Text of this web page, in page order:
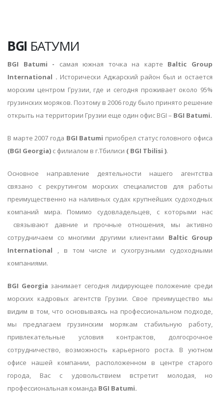
BGI БАТУМИ
BGI Batumi - самая южная точка на карте Baltic Group
International . Исторически Аджарский район был и остается
морским центром Грузии, где и сегодня проживает около 95%
грузинских моряков. Поэтому в 2006 году было принято решение
открыть на территории Грузии еще один офис BGI – BGI Batumi.
В марте 2007 года BGI Batumi приобрел статус головного офиса
(BGI Georgia) с филиалом в г.Тбилиси ( BGI Tbilisi ).
Основное направление деятельности нашего агентства
связано с рекрутингом морских специалистов для работы
преимущественно на наливных судах крупнейших судоходных
компаний мира. Помимо судовладельцев, с которыми нас
связывают давние и прочные отношения, мы активно
сотрудничаем со многими другими клиентами Baltic Group
International , в том числе и сухогрузными судоходными
компаниями.
BGI Georgia занимает сегодня лидирующее положение среди
морских кадровых агентств Грузии. Свое преимущество мы
видим в том, что основываясь на профессиональном подходе,
мы предлагаем грузинским морякам стабильную работу,
привлекательные условия контрактов, долгосрочное
сотрудничество, возможность карьерного роста. В уютном
офисе нашей компании, расположенном в центре старого
города, Вас с удовольствием встретит молодая, но
профессиональная команда BGI Batumi.